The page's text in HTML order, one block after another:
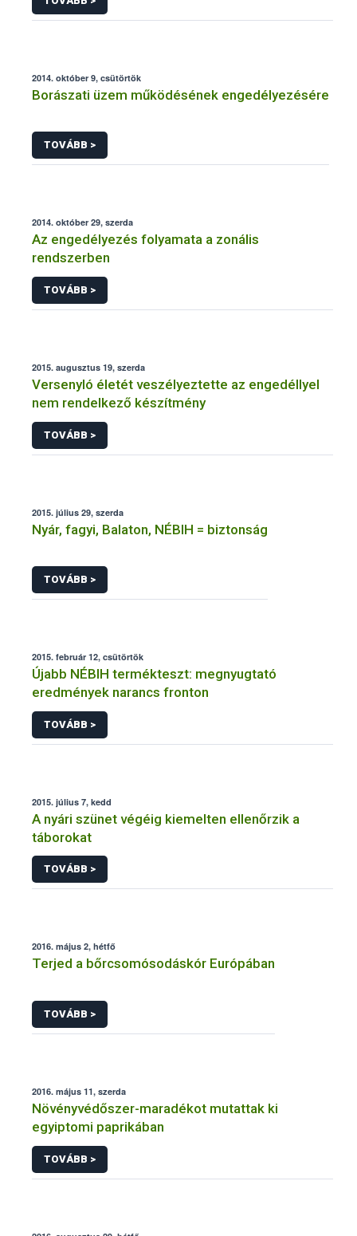
2014. október 9, csütörtök
Borászati üzem működésének engedélyezésére
TOVÁBB >
2014. október 29, szerda
Az engedélyezés folyamata a zonális
rendszerben
TOVÁBB >
2015. augusztus 19, szerda
Versenyló életét veszélyeztette az engedéllyel
nem rendelkező készítmény
TOVÁBB >
2015. július 29, szerda
Nyár, fagyi, Balaton, NÉBIH = biztonság
TOVÁBB >
2015. február 12, csütörtök
Újabb NÉBIH termékteszt: megnyugtató
eredmények narancs fronton
TOVÁBB >
2015. július 7, kedd
A nyári szünet végéig kiemelten ellenőrzik a
táborokat
TOVÁBB >
2016. május 2, hétfő
Terjed a bőrcsomósodáskór Európában
TOVÁBB >
2016. május 11, szerda
Növényvédőszer-maradékot mutattak ki
egyiptomi paprikában
TOVÁBB >